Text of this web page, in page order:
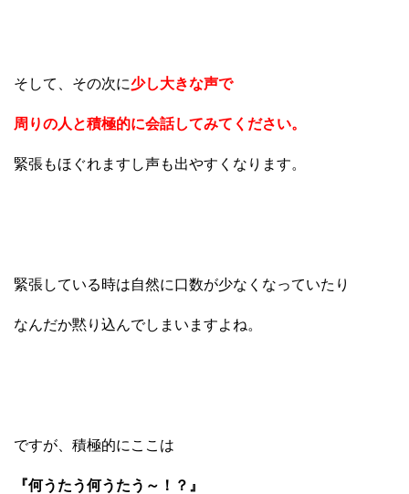
そして、その次に少し大きな声で
周りの人と積極的に会話してみてください。
緊張もほぐれますし声も出やすくなります。
緊張している時は自然に口数が少なくなっていたり
なんだか黙り込んでしまいますよね。
ですが、積極的にここは
『何うたう何うたう～！？』